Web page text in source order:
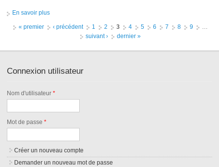
En savoir plus
Pages« premier ‹ précédent 1 2 3 4 5 6 7 8 9
…
suivant ›
dernier »
Connexion utilisateur
Nom d'utilisateur*
Mot de passe*
Créer un nouveau compte
Demander un nouveau mot de passe